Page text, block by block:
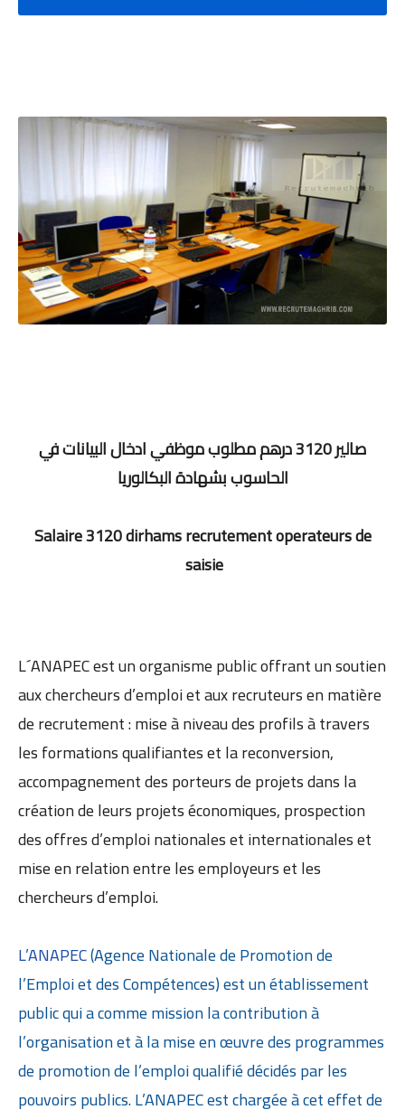
صالير 3120 درهم مطلوب موظفي ادخال البيانات في
الحاسوب بشهادة البكالوريا
Salaire 3120 dirhams recrutement operateurs de
saisie
L´ANAPEC est un organisme public offrant un soutien
aux chercheurs d’emploi et aux recruteurs en matière
de recrutement : mise à niveau des profils à travers
les formations qualifiantes et la reconversion,
accompagnement des porteurs de projets dans la
création de leurs projets économiques, prospection
des offres d’emploi nationales et internationales et
mise en relation entre les employeurs et les
chercheurs d’emploi.
L’ANAPEC(Agence Nationale de Promotion de
l’Emploi et des Compétences) est un établissement
public qui a comme mission la contribution à
l’organisation et à la mise en œuvre des programmes
de promotion de l’emploi qualifié décidés par les
pouvoirs publics. L’ANAPEC est chargée à cet effet de